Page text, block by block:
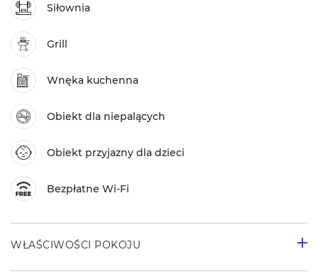
Siłownia
Grill
Wnęka kuchenna
Obiekt dla niepalących
Obiekt przyjazny dla dzieci
Bezpłatne Wi-Fi
WŁAŚCIWOŚCI POKOJU